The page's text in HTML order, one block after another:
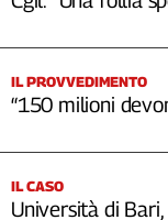
IL PROVVEDIMENTO
“150 milioni
IL CASO
Università di Bari,